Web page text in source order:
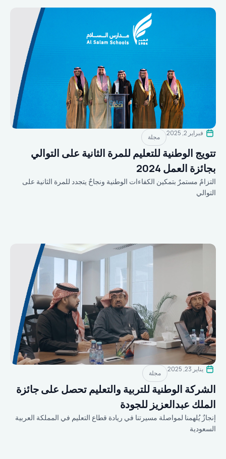
فبراير 2, 2025 مجلة
تتويج الوطنية للتعليم للمرة الثانية على التوالي
بجائزة العمل 2024
التزامٌ مستمرٌ بتمكين الكفاءات الوطنية ونجاحٌ يتجدد للمرة الثانية على
التوالي
يناير 23, 2025 مجلة
الشركة الوطنية للتربية والتعليم تحصل على جائزة
الملك عبدالعزيز للجودة
إنجازٌ يُلهمنا لمواصلة مسيرتنا في ريادة قطاع التعليم في المملكة العربية
السعودية